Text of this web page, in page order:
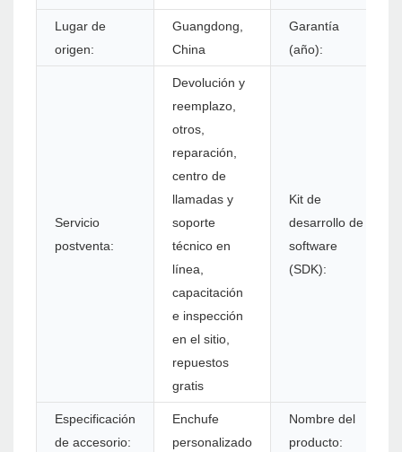
Lugar de
origen:
Guangdong,
China
Garantía
(año):
Servicio
postventa:
Devolución y
reemplazo,
otros,
reparación,
centro de
llamadas y
soporte
técnico en
línea,
capacitación
e inspección
en el sitio,
repuestos
gratis
Kit de
desarrollo de
software
(SDK):
Especificación
de accesorio:
Enchufe
personalizado
Nombre del
producto: